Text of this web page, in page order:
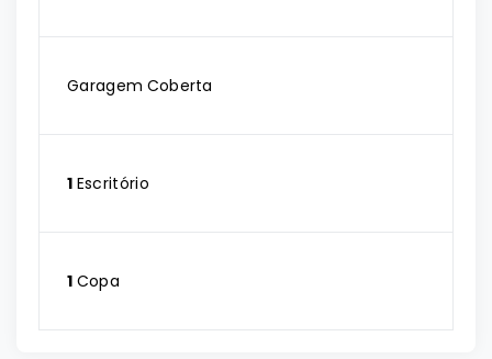
Garagem Coberta
1 Escritório
1 Copa